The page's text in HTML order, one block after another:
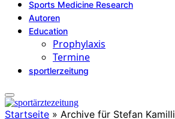
Sports Medicine Research
Autoren
Education
Prophylaxis
Termine
sportlerzeitung
Startseite » Archive für Stefan Kamilli